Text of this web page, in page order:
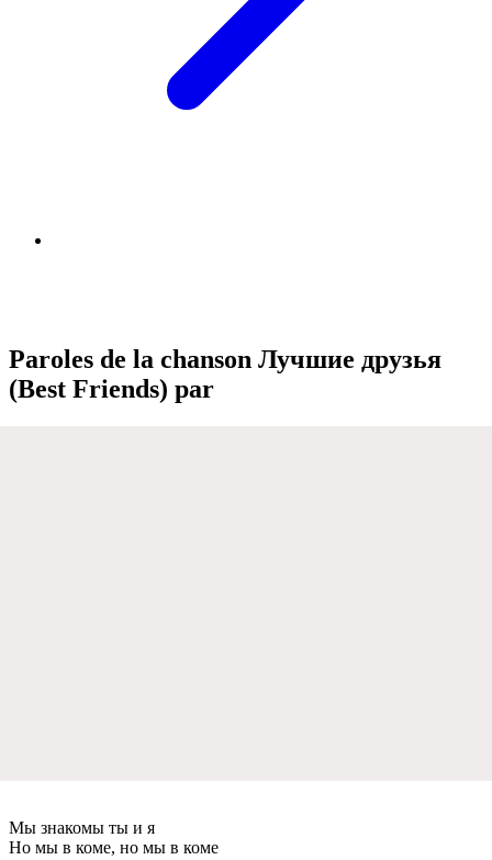
Paroles de la chanson Лучшие друзья
(Best Friends) par
Мы знакомы ты и я
Но мы в коме, но мы в коме